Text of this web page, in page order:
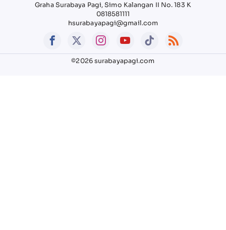
Graha Surabaya Pagi, Simo Kalangan II No. 183 K
0818581111
hsurabayapagi@gmail.com
©2026 surabayapagi.com